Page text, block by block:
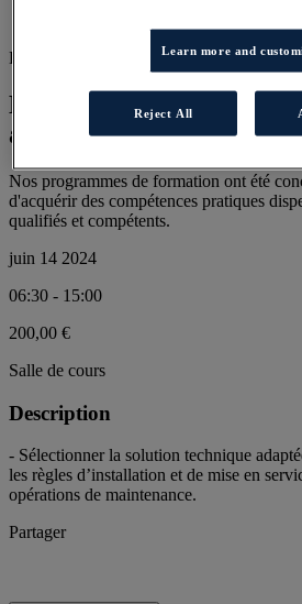
DD CLIM MO
Mise en œuvre des
air/air
Nos programmes de formation ont été
d'acquérir des compétences pratiques
qualifiés et compétents.
juin 14 2024
06:30 - 15:00
200,00 €
Salle de cours
Description
- Sélectionner la solution technique
les règles d’installation et de mise en
opérations de maintenance.
Partager
Learn more and
Reject All